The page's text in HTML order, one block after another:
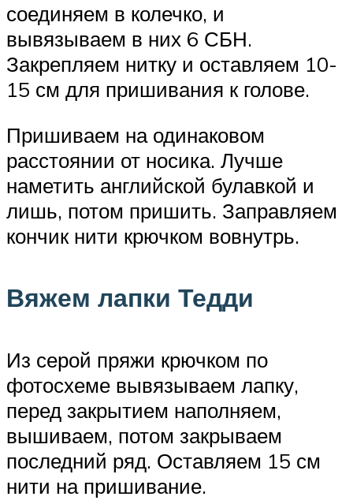
соединяем в колечко, и
вывязываем в них 6 СБН.
Закрепляем нитку и оставляем 10-
15 см для пришивания к голове.
Пришиваем на одинаковом
расстоянии от носика. Лучше
наметить английской булавкой и
лишь, потом пришить. Заправляем
кончик нити крючком вовнутрь.
Вяжем лапки Тедди
Из серой пряжи крючком по
фотосхеме вывязываем лапку,
перед закрытием наполняем,
вышиваем, потом закрываем
последний ряд. Оставляем 15 см
нити на пришивание.